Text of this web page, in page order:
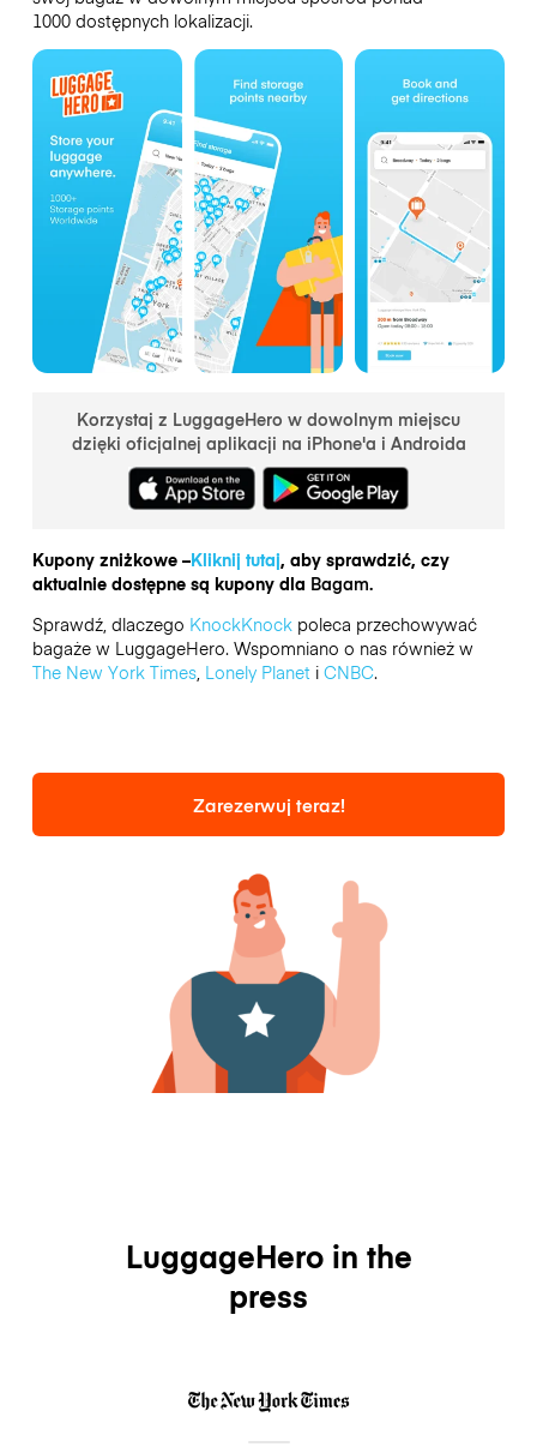
1000 dostępnych lokalizacji.
Korzystaj z LuggageHero w dowolnym miejscu
dzięki oficjalnej aplikacji na iPhone'a i Androida
Kupony zniżkowe –Kliknij tutaj, aby sprawdzić, czy
aktualnie dostępne są kupony dla Bagam.
Sprawdź, dlaczego KnockKnockpoleca przechowywać
bagaże w LuggageHero. Wspomniano o nas również w
The New York Times, Lonely Planeti CNBC.
Zarezerwuj teraz!
LuggageHero in the
press